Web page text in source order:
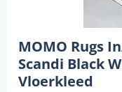
MOMO Rugs
Scandi Black
Vloerkleed